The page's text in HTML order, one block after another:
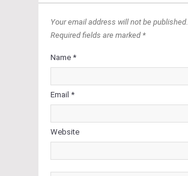
Your email address will not be published.
Required fields are marked *
Name *
Email *
Website